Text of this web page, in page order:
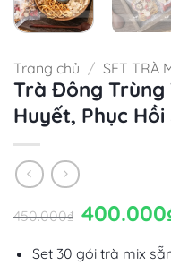
Trang chủ / SET TRÀ
Trà Đông Trùng
Huyết, Phục Hồi
450.000₫ Giá
gốc
450.000₫.
400.000
Set 30 gói trà mix